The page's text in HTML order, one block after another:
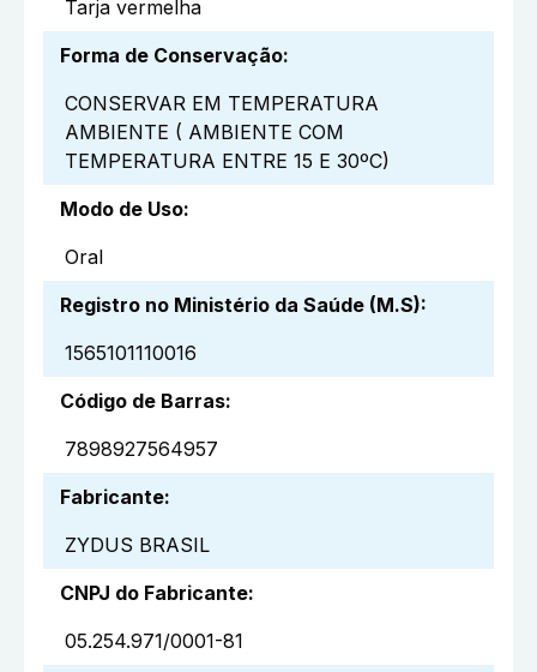
Tarja vermelha
Forma de Conservação:
CONSERVAR EM TEMPERATURA
AMBIENTE ( AMBIENTE COM
TEMPERATURA ENTRE 15 E 30ºC)
Modo de Uso:
Oral
Registro no Ministério da Saúde (M.S):
1565101110016
Código de Barras:
7898927564957
Fabricante:
ZYDUS BRASIL
CNPJ do Fabricante:
05.254.971/0001-81